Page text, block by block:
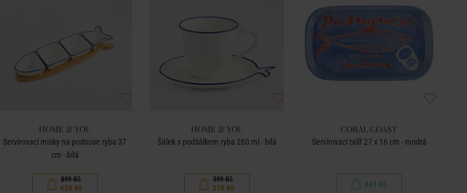
HOME & YOU
Servírovací misky na podnose ryba 37
cm - bílá
899 Kč
629 Kč
HOME & YOU
Šálek s podšálkem ryba 260 ml - bílá
399 Kč
279 Kč
CORAL COAST
Servírovací talíř 27 x 16 cm - modrá
449 Kč